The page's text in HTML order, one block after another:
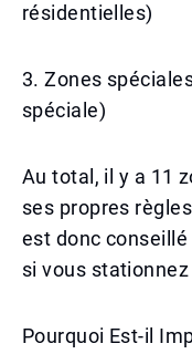
résidentielles)
3. Zones
spéciale)
Au total, il y a 11
ses propres
est donc
si vous
Pourquoi Est-il